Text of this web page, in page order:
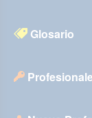
Glosario